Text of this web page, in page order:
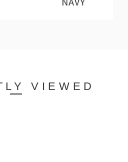
VIEWED